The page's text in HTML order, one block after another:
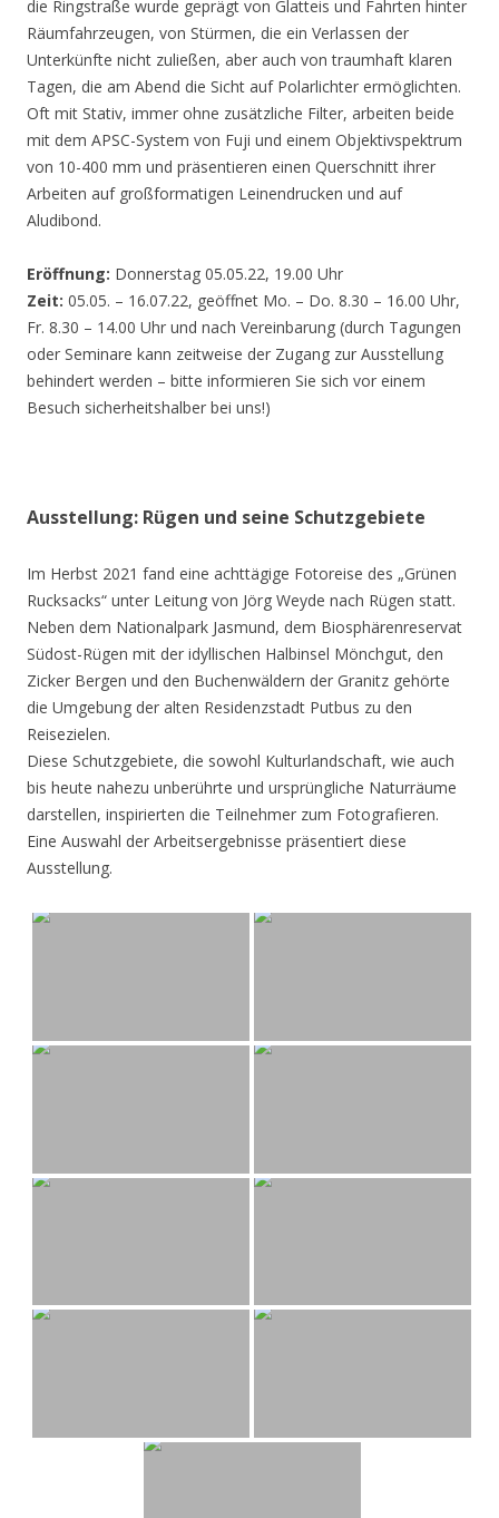
die Ringstraße wurde geprägt von Glatteis und Fahrten hinter
Räumfahrzeugen, von Stürmen, die ein Verlassen der
Unterkünfte nicht zuließen, aber auch von traumhaft klaren
Tagen, die am Abend die Sicht auf Polarlichter ermöglichten.
Oft mit Stativ, immer ohne zusätzliche Filter, arbeiten beide
mit dem APSC-System von Fuji und einem Objektivspektrum
von 10-400 mm und präsentieren einen Querschnitt ihrer
Arbeiten auf großformatigen Leinendrucken und auf
Aludibond.
Eröffnung: Donnerstag 05.05.22, 19.00 Uhr
Zeit: 05.05. – 16.07.22, geöffnet Mo. – Do. 8.30 – 16.00 Uhr,
Fr. 8.30 – 14.00 Uhr und nach Vereinbarung (durch Tagungen
oder Seminare kann zeitweise der Zugang zur Ausstellung
behindert werden – bitte informieren Sie sich vor einem
Besuch sicherheitshalber bei uns!)
Ausstellung: Rügen und seine Schutzgebiete
Im Herbst 2021 fand eine achttägige Fotoreise des „Grünen
Rucksacks“ unter Leitung von Jörg Weyde nach Rügen statt.
Neben dem Nationalpark Jasmund, dem Biosphärenreservat
Südost-Rügen mit der idyllischen Halbinsel Mönchgut, den
Zicker Bergen und den Buchenwäldern der Granitz gehörte
die Umgebung der alten Residenzstadt Putbus zu den
Reisezielen.
Diese Schutzgebiete, die sowohl Kulturlandschaft, wie auch
bis heute nahezu unberührte und ursprüngliche Naturräume
darstellen, inspirierten die Teilnehmer zum Fotografieren.
Eine Auswahl der Arbeitsergebnisse präsentiert diese
Ausstellung.